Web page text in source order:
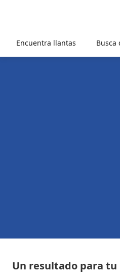
Encuentra llantas
Un resultado para tu